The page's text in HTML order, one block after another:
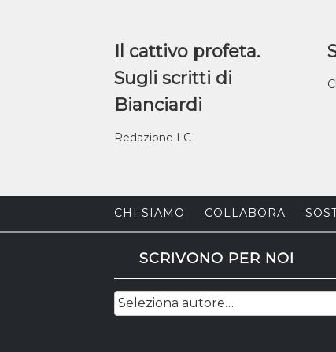
Il cattivo profeta.
Sugli scritti di
Bianciardi
Redazione LC
CHI SIAMO COLLABORA
SCRIVONO PER NOI